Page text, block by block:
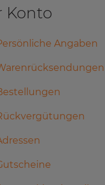
Konto
Angaben